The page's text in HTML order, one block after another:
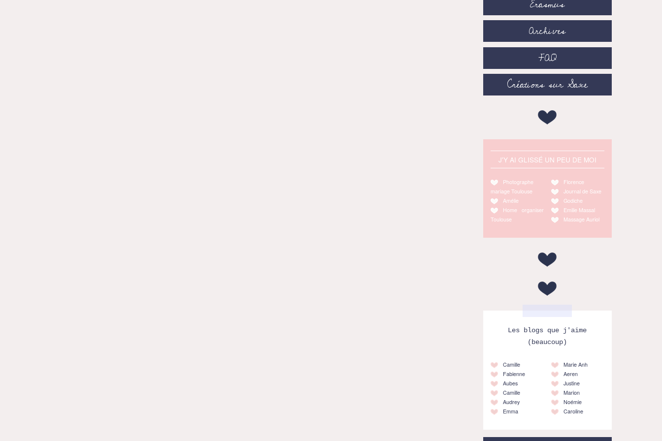
Erasmus
Archives
FAQ
Créations sur Saxe
J'Y AI GLISSÉ UN PEU DE MOI
Photographe
mariage Toulouse
Amélie
Home organiser
Toulouse
Florence
Journal de Saxe
Godiche
Emilie Massal
Massage Auriol
Les blogs que j'aime
(beaucoup)
Camille
Fabienne
Aubes
Camille
Audrey
Emma
Marie Anh
Aeren
Justine
Marion
Noémie
Caroline